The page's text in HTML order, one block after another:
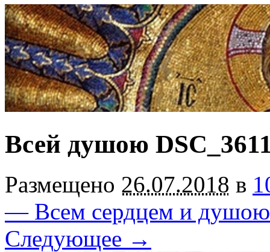
Всей душою
Размещено 26.07.2018 в
— Всем сердцем и душою
Следующее →